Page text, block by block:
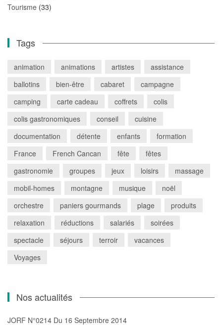
Tourisme (33)
Tags
animation animations artistes
assistance
ballotins
bien-être cabaret
campagne
camping
carte cadeau coffrets
colis
colis gastronomiques
conseil
cuisine
documentation
détente enfants
formation
France
French Cancan fête
fêtes
gastronomie
groupes jeux loisirs
massage
mobil-homes
montagne musique
noël
orchestre
paniers gourmands plage
produits
relaxation
réductions salariés
soirées
spectacle
séjours terroir
vacances
Voyages
Nos actualités
JORF N°0214 Du 16 Septembre 2014